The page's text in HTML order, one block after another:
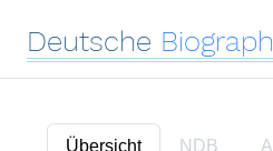
Deutsche
Übersicht NDB